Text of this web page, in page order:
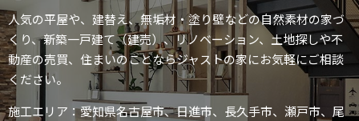
人気の平屋や、建替え、無垢材・塗り壁などの自然素材の家づ
くり、新築一戸建て（建売）、リノベーション、土地探しや不
動産の売買、住まいのことならジャストの家にお気軽にご相談
ください。
施工エリア：愛知県名古屋市、日進市、長久手市、瀬戸市、尾